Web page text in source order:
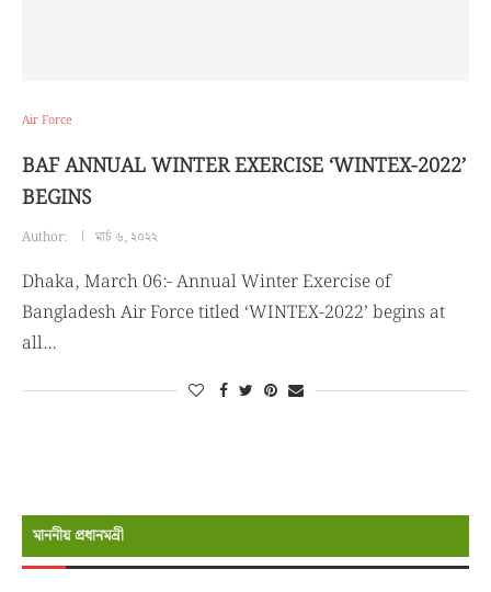
Air Force
BAF ANNUAL WINTER EXERCISE ‘WINTEX-2022’
BEGINS
Author: মার্চ ৬, ২০২২
Dhaka, March 06:- Annual Winter Exercise of
Bangladesh Air Force titled ‘WINTEX-2022’ begins at
all…
মাননীয় প্রধানমন্রী